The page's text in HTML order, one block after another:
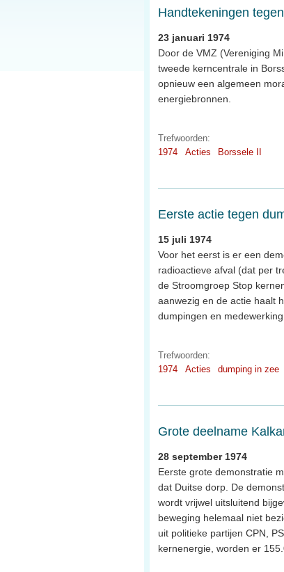
Handtekeningen
23 januari 1974
Door de VMZ (Vereniging
tweede kerncentrale in
opnieuw een algemeen
energiebronnen.
Trefwoorden:
1974
Acties Borssele II
Eerste actie tegen
15 juli 1974
Voor het eerst is er een
radioactieve afval (dat per
de Stroomgroep Stop
aanwezig en de actie haalt
dumpingen en
Trefwoorden:
1974
Acties dumping in zee
Grote deelname
28 september 1974
Eerste grote demonstratie
dat Duitse dorp. De
wordt vrijwel uitsluitend
beweging helemaal niet
uit politieke partijen CPN,
kernenergie, worden er